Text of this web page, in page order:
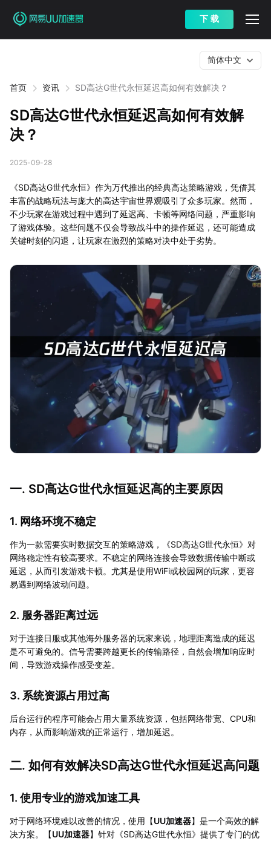
下 载
首页 资讯 SD高达G世代永恒延迟高如何有效解决？
简体中文
SD高达G世代永恒延迟高如何有效解
决？
2025-09-28
《SD高达G世代永恒》作为万代推出的经典高达策略游戏，凭借其
丰富的战略玩法与庞大的高达宇宙世界观吸引了众多玩家。然而，
不少玩家在游戏过程中遇到了延迟高、卡顿等网络问题，严重影响
了游戏体验。这些问题不仅会导致战斗中的操作延迟，还可能造成
关键时刻的闪退，让玩家在激烈的策略对决中处于劣势。
一. SD高达G世代永恒延迟高的主要原因
1. 网络环境不稳定
作为一款需要实时数据交互的策略游戏，《SD高达G世代永恒》对
网络稳定性有较高要求。不稳定的网络连接会导致数据传输中断或
延迟，从而引发游戏卡顿。尤其是使用WiFi或校园网的玩家，更容
易遇到网络波动问题。
2. 服务器距离过远
对于连接日服或其他海外服务器的玩家来说，地理距离造成的延迟
是不可避免的。信号需要跨越更长的传输路径，自然会增加响应时
间，导致游戏操作感受变差。
3. 系统资源占用过高
后台运行的程序可能会占用大量系统资源，包括网络带宽、CPU和
内存，从而影响游戏的正常运行，增加延迟。
二. 如何有效解决SD高达G世代永恒延迟高问题
1. 使用专业的游戏加速工具
对于网络环境难以改善的情况，使用【UU加速器】是一个高效的解
决方案。【UU加速器】针对《SD高达G世代永恒》提供了专门的优